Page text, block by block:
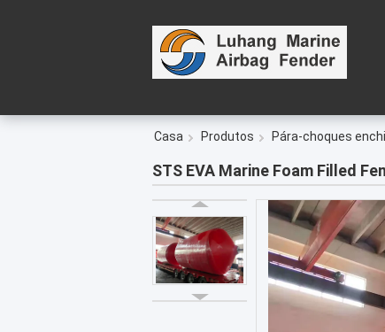
Casa Produtos Pára-choques
STS EVA Marine Foam Filled